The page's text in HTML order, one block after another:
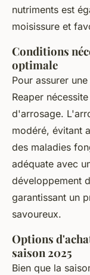
nutriments est
moisissure et
Conditions
optimale
Pour assurer une
Reaper
d'arrosage.
modéré, évitant
des maladies
adéquate avec
développement
garantissant un
savoureux.
Options
saison 2025
Bien que la